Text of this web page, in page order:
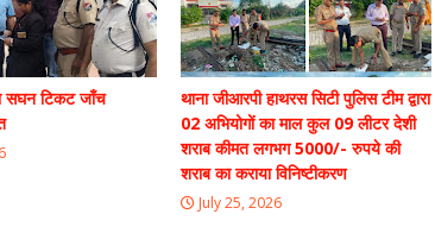
सघन टिकट जाँच
थाना जीआरपी हाथरस सिटी पुलिस टीम द्वारा
02 अभियोगों का माल कुल 09 लीटर देशी
शराब कीमत लगभग 5000/- रुपये की
शराब का कराया विनिष्टीकरण
July 25, 2026